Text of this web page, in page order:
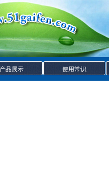
产品展示 使用常识